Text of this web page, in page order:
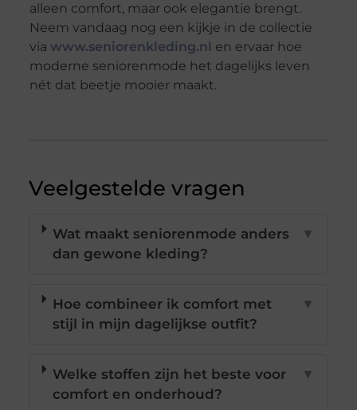
alleen comfort, maar ook elegantie brengt.
Neem vandaag nog een kijkje in de collectie
via www.seniorenkleding.nl en ervaar hoe
moderne seniorenmode het dagelijks leven
nét dat beetje mooier maakt.
Veelgestelde vragen
Wat maakt seniorenmode anders
dan gewone kleding?
▼
Hoe combineer ik comfort met
stijl in mijn dagelijkse outfit?
▼
Welke stoffen zijn het beste voor
comfort en onderhoud?
▼